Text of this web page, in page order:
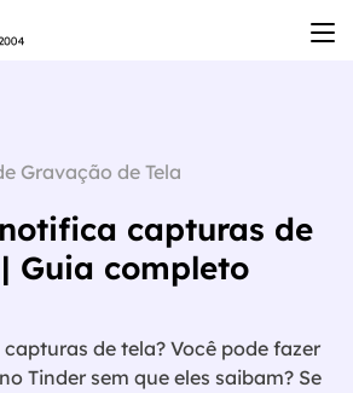
Gravação de Tela
capturas de
Guia completo
de tela? Você pode fazer
Tinder sem que eles saibam? Se